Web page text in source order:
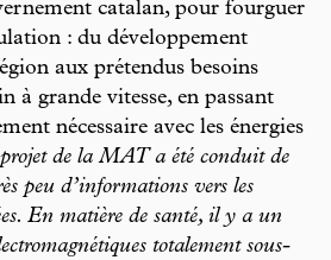
catalan, pour fourguer
: du développement
aux prétendus besoins
à grande vitesse, en passant
nécessaire avec les énergies
de la MAT a été conduit de
peu d’informations vers les
En matière de santé, il y a un
totalement sous-